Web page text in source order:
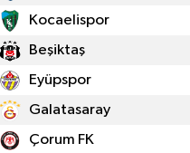
Kocaelispor
Beşiktaş
Eyüpspor
Galatasaray
Çorum FK